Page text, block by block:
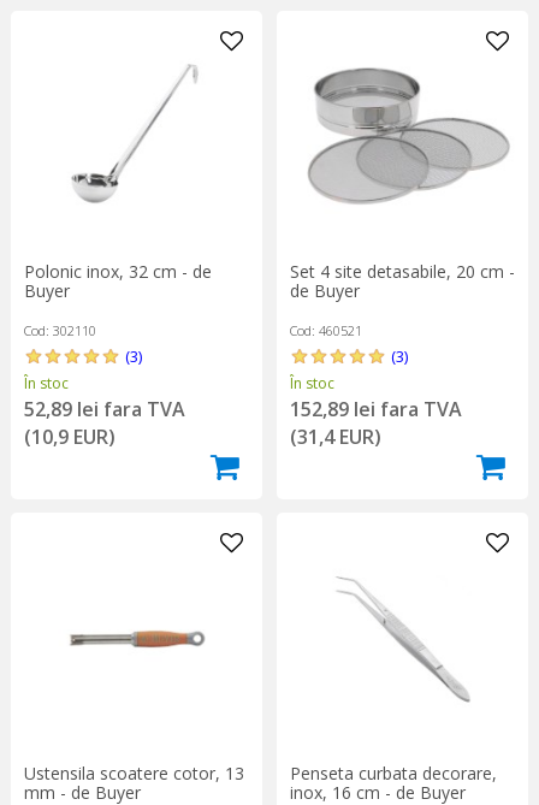
Polonic inox, 32 cm - de
Buyer
Cod: 302110
(3)
În stoc
52,89 lei fara TVA
(10,9 EUR)
Set 4 site detasabile, 20 cm -
de Buyer
Cod: 460521
(3)
În stoc
152,89 lei fara TVA
(31,4 EUR)
Ustensila scoatere cotor, 13
mm - de Buyer
Penseta curbata decorare,
inox, 16 cm - de Buyer